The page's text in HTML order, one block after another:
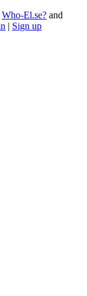
Who-El.se? and
| Sign up